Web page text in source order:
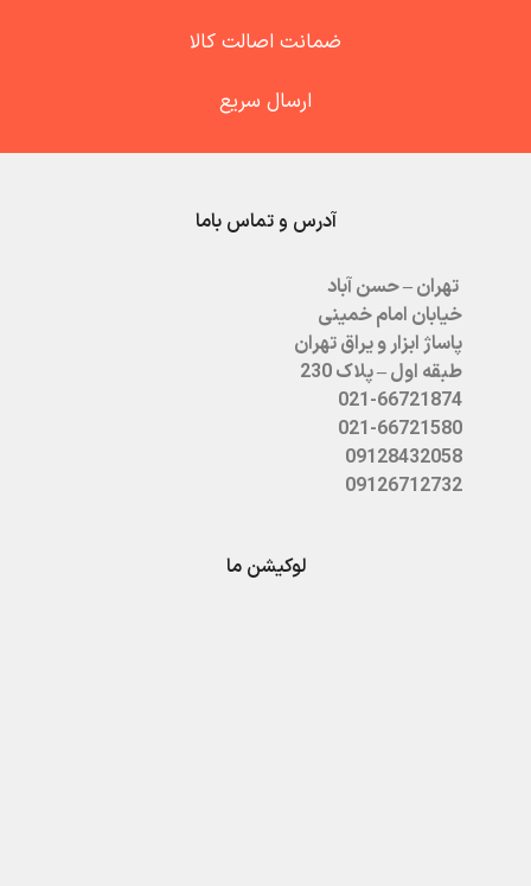
ضمانت اصالت کالا
ارسال سریع
آدرس و تماس باما
تهران – حسن آباد
خیابان امام خمینی
پاساژ ابزار و یراق تهران
طبقه اول – پلاک 230
021-66721874
021-66721580
09128432058
09126712732
لوکیشن ما